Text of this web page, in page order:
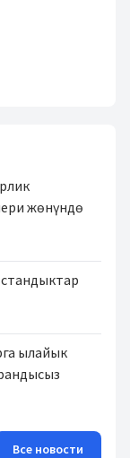
жөнүндө
ылайык
Все новости